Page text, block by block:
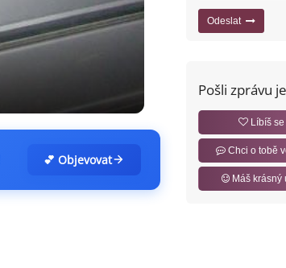
💕 Objevovat
Odeslat
Pošli zprávu
Líbíš se
Chci o tobě
Máš krásný